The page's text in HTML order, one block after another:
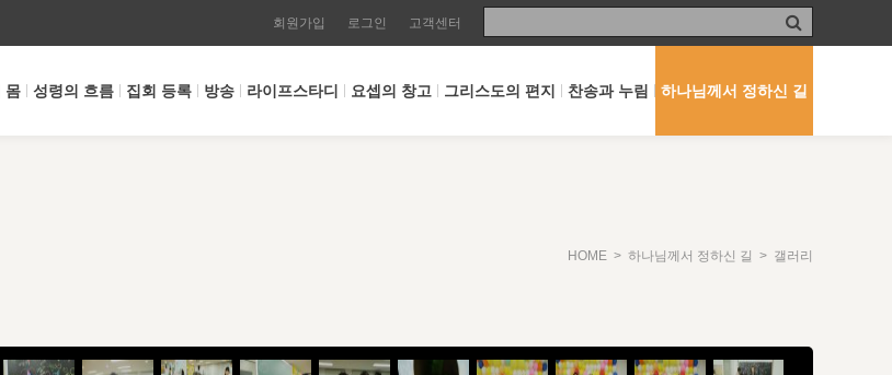
회원가입 로그인 고객센터
몸 성령의 흐름 집회 등록 방송 라이프스타디 요셉의 창고 그리스도의 편지 찬송과 누림 하나님께서 정하신 길
HOME > 하나님께서 정하신 길 > 갤러리